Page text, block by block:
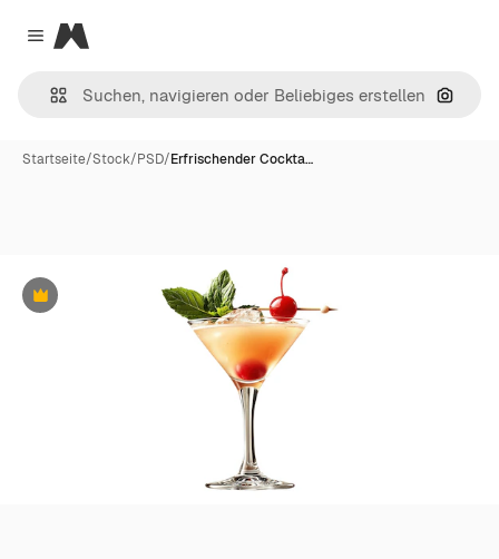
Close menu
Magnific
Nach
Startseite/Stock/PSD/Erfrischender Cockta…
Premium